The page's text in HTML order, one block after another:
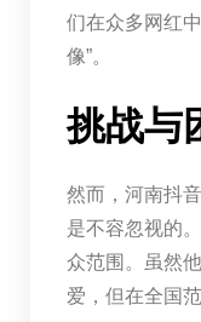
们在众多网红
像”。
挑战与
然而，河南抖
是不容忽视的
众范围。虽然
爱，但在全国